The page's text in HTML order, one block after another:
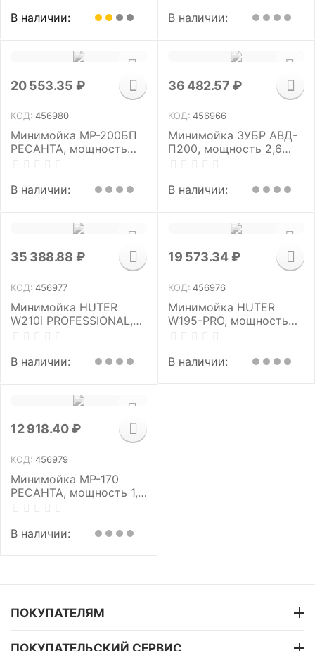
В наличии:
В наличии:
20 553.35 ₽
КОД: 456980
Минимойка МР-200БП
РЕСАНТА, мощность
В наличии:
36 482.57 ₽
КОД: 456966
Минимойка ЗУБР АВД-
П200, мощность 2,6
В наличии:
35 388.88 ₽
КОД: 456977
Минимойка HUTER
W210i PROFESSIONAL,
шланг 8 м, 70/8/18
В наличии:
19 573.34 ₽
КОД: 456976
Минимойка HUTER
W195-PRO, мощность
В наличии:
12 918.40 ₽
КОД: 456979
Минимойка МР-170
РЕСАНТА, мощность 1,9
В наличии:
ПОКУПАТЕЛЯМ
ПОКУПАТЕЛЬСКИЙ СЕРВИС